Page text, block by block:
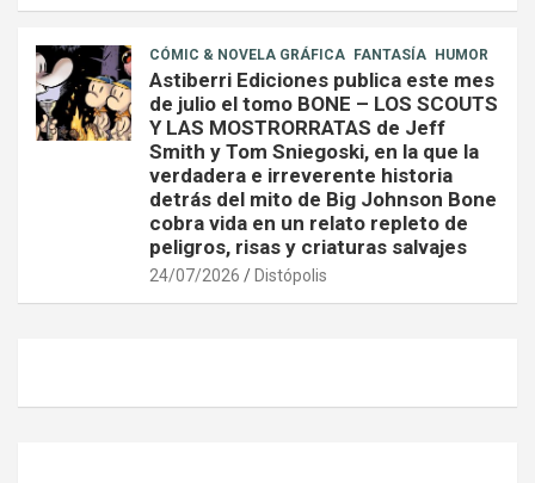
CÓMIC & NOVELA GRÁFICA FANTASÍA HUMOR
Astiberri Ediciones publica este mes
de julio el tomo BONE – LOS SCOUTS
Y LAS MOSTRORRATAS de Jeff
Smith y Tom Sniegoski, en la que la
verdadera e irreverente historia
detrás del mito de Big Johnson Bone
cobra vida en un relato repleto de
peligros, risas y criaturas salvajes
24/07/2026 Distópolis